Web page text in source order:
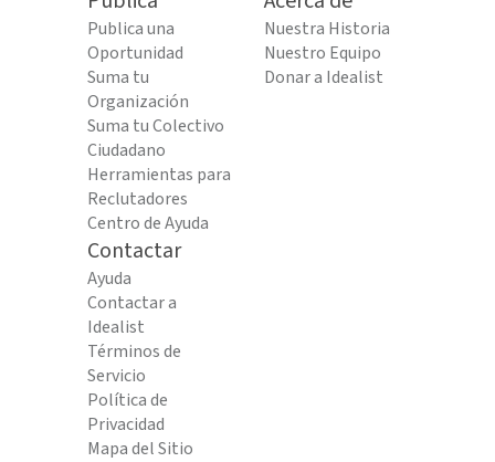
Publica una
Oportunidad
Suma tu
Organización
Suma tu Colectivo
Ciudadano
Herramientas para
Reclutadores
Centro de Ayuda
Nuestra Historia
Nuestro Equipo
Donar a Idealist
Contactar
Ayuda
Contactar a
Idealist
Términos de
Servicio
Política de
Privacidad
Mapa del Sitio